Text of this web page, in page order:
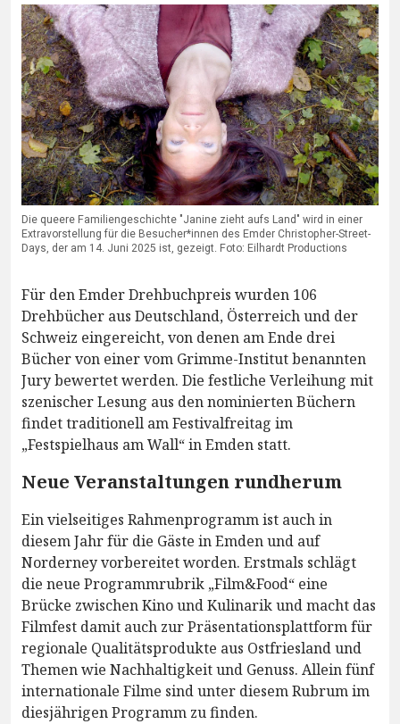
Die queere Familiengeschichte "Janine zieht aufs Land" wird in einer
Extravorstellung für die Besucher*innen des Emder Christopher-Street-
Days, der am 14. Juni 2025 ist, gezeigt. Foto: Eilhardt Productions
Für den Emder Drehbuchpreis wurden 106
Drehbücher aus Deutschland, Österreich und der
Schweiz eingereicht, von denen am Ende drei
Bücher von einer vom Grimme-Institut benannten
Jury bewertet werden. Die festliche Verleihung mit
szenischer Lesung aus den nominierten Büchern
findet traditionell am Festivalfreitag im
„Festspielhaus am Wall“ in Emden statt.
Neue Veranstaltungen rundherum
Ein vielseitiges Rahmenprogramm ist auch in
diesem Jahr für die Gäste in Emden und auf
Norderney vorbereitet worden. Erstmals schlägt
die neue Programmrubrik „Film&Food“ eine
Brücke zwischen Kino und Kulinarik und macht das
Filmfest damit auch zur Präsentationsplattform für
regionale Qualitätsprodukte aus Ostfriesland und
Themen wie Nachhaltigkeit und Genuss. Allein fünf
internationale Filme sind unter diesem Rubrum im
diesjährigen Programm zu finden.